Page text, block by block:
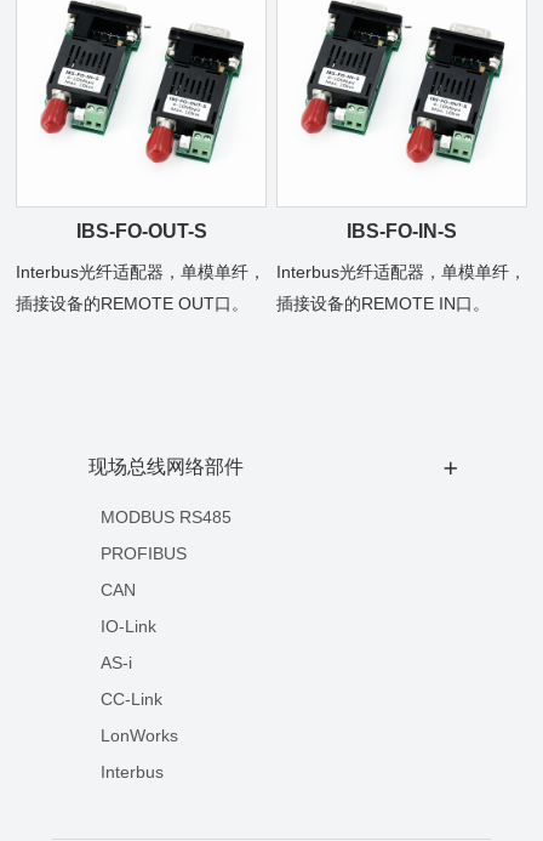
现场总线网络部件 +
MODBUS RS485
PROFIBUS
CAN
IO-Link
AS-i
CC-Link
LonWorks
Interbus
IBS-FO-OUT-S
Interbus光纤适配器，单模单纤，
插接设备的REMOTE OUT口。
IBS-FO-IN-S
Interbus光纤适配器，单模单纤，
插接设备的REMOTE IN口。